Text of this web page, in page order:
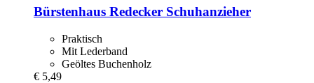
Bürstenhaus Redecker Schuhanzieher
Praktisch
Mit Lederband
Geöltes Buchenholz
€ 5,49